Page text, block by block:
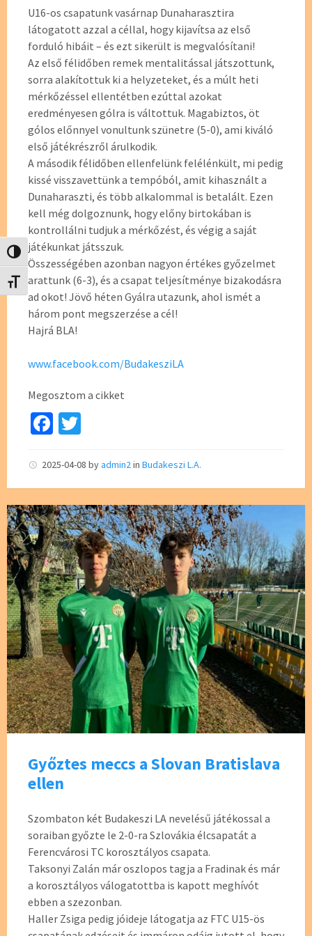
Nagy kontraszt váltása
Betűméret váltása
U16-os csapatunk vasárnap Dunaharasztira
látogatott azzal a céllal, hogy kijavítsa az első
forduló hibáit – és ezt sikerült is megvalósítani!
Az első félidőben remek mentalitással játszottunk,
sorra alakítottuk ki a helyzeteket, és a múlt heti
mérkőzéssel ellentétben ezúttal azokat
eredményesen gólra is váltottuk. Magabiztos, öt
gólos előnnyel vonultunk szünetre (5-0), ami kiváló
első játékrészről árulkodik.
A második félidőben ellenfelünk felélénkült, mi pedig
kissé visszavettünk a tempóból, amit kihasznált a
Dunaharaszti, és több alkalommal is betalált. Ezen
kell még dolgoznunk, hogy előny birtokában is
kontrollálni tudjuk a mérkőzést, és végig a saját
játékunkat játsszuk.
Összességében azonban nagyon értékes győzelmet
arattunk (6-3), és a csapat teljesítménye bizakodásra
ad okot! Jövő héten Gyálra utazunk, ahol ismét a
három pont megszerzése a cél!
Hajrá BLA!
www.facebook.com/BudakesziLA
Megosztom a cikket
Fa
b
o
o
k
tt
er
2025-04-08 byadmin2 in Budakeszi L.A.
Győztes meccs a Slovan Bratislava
ellen
Szombaton két Budakeszi LA nevelésű játékossal a
soraiban győzte le 2-0-ra Szlovákia élcsapatát a
Ferencvárosi TC korosztályos csapata.
Taksonyi Zalán már oszlopos tagja a Fradinak és már
a korosztályos válogatottba is kapott meghívót
ebben a szezonban.
Haller Zsiga pedig jóideje látogatja az FTC U15-ös